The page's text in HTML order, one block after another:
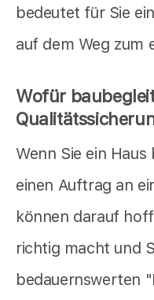
bedeutet für Sie
auf dem Weg zum
Wofür
Wenn Sie ein
einen Auftrag an
können darauf
richtig macht und
bedauernswerten